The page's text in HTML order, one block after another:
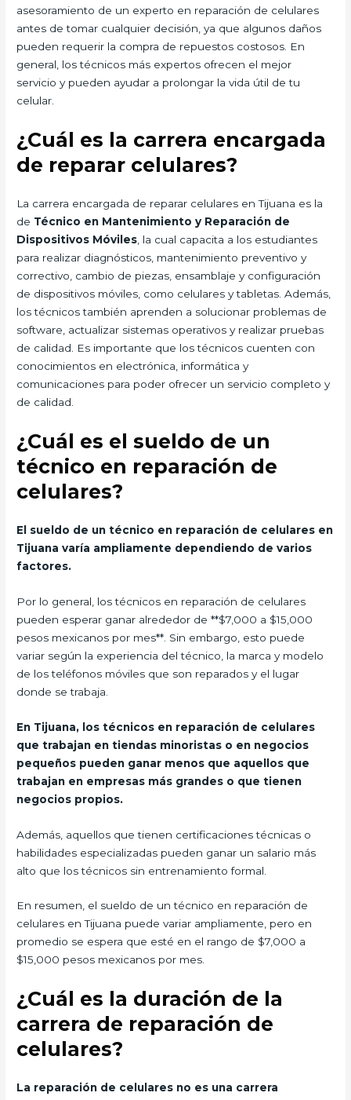
asesoramiento de un experto en reparación de celulares
antes de tomar cualquier decisión, ya que algunos daños
pueden requerir la compra de repuestos costosos. En
general, los técnicos más expertos ofrecen el mejor
servicio y pueden ayudar a prolongar la vida útil de tu
celular.
¿Cuál es la carrera encargada
de reparar celulares?
La carrera encargada de reparar celulares en Tijuana es la
de Técnico en Mantenimiento y Reparación de
Dispositivos Móviles , la cual capacita a los estudiantes
para realizar diagnósticos, mantenimiento preventivo y
correctivo, cambio de piezas, ensamblaje y configuración
de dispositivos móviles, como celulares y tabletas. Además,
los técnicos también aprenden a solucionar problemas de
software, actualizar sistemas operativos y realizar pruebas
de calidad. Es importante que los técnicos cuenten con
conocimientos en electrónica, informática y
comunicaciones para poder ofrecer un servicio completo y
de calidad.
¿Cuál es el sueldo de un
técnico en reparación de
celulares?
El sueldo de un técnico en reparación de celulares en
Tijuana varía ampliamente dependiendo de varios
factores.
Por lo general, los técnicos en reparación de celulares
pueden esperar ganar alrededor de **$7,000 a $15,000
pesos mexicanos por mes**. Sin embargo, esto puede
variar según la experiencia del técnico, la marca y modelo
de los teléfonos móviles que son reparados y el lugar
donde se trabaja.
En Tijuana, los técnicos en reparación de celulares
que trabajan en tiendas minoristas o en negocios
pequeños pueden ganar menos que aquellos que
trabajan en empresas más grandes o que tienen
negocios propios.
Además, aquellos que tienen certificaciones técnicas o
habilidades especializadas pueden ganar un salario más
alto que los técnicos sin entrenamiento formal.
En resumen, el sueldo de un técnico en reparación de
celulares en Tijuana puede variar ampliamente, pero en
promedio se espera que esté en el rango de $7,000 a
$15,000 pesos mexicanos por mes.
¿Cuál es la duración de la
carrera de reparación de
celulares?
La reparación de celulares no es una carrera